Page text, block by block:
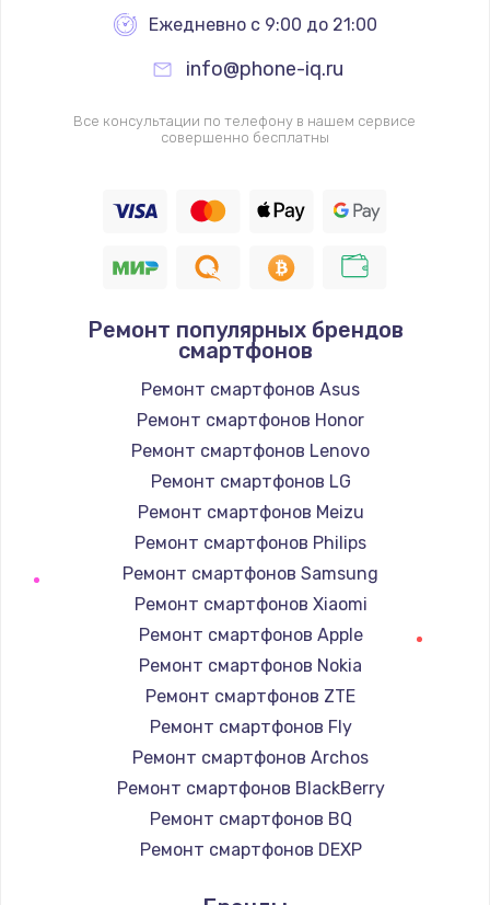
Ремонт петель крышки
Ремонт разъема питания
Заказать
Замена USB порта
Заказать
Замена вебкамеры
от 1495 руб.
Заказать
Замена жесткого диска
от 745 руб.
Заказать
Замена оперативной памяти
от 960 руб.
Заказать
Замена термопасты
от 1060 руб.
Заказать
Ежедневно с 9:00 до 21:00
info@phone-iq.ru
Все консультации по телефону в нашем сервисе
совершенно бесплатны
Ремонт популярных брендов
смартфонов
Ремонт смартфонов Asus
Ремонт смартфонов Honor
Ремонт смартфонов Lenovo
Ремонт смартфонов LG
Ремонт смартфонов Meizu
Ремонт смартфонов Philips
Ремонт смартфонов Samsung
Ремонт смартфонов Xiaomi
Ремонт смартфонов Apple
Ремонт смартфонов Nokia
Ремонт смартфонов ZTE
Ремонт смартфонов Fly
Ремонт смартфонов Archos
Ремонт смартфонов BlackBerry
Ремонт смартфонов BQ
Ремонт смартфонов DEXP